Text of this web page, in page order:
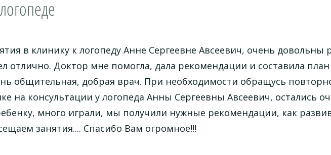
в клинику к логопеду Анне Сергеевне Авсеевич, очень довольны
отлично. Доктор мне помогла, дала рекомендации и составила план
общительная, добрая врач. При необходимости обращусь
на консультации у логопеда Анны Сергеевны Авсеевич, остались
много играли, мы получили нужные рекомендации, как
занятия.... Спасибо Вам огромное!!!